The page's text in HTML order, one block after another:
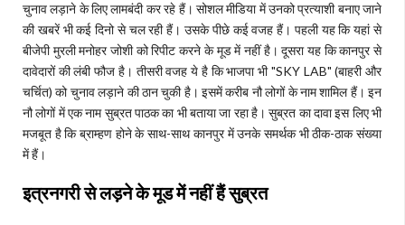
चुनाव लड़ाने के लिए लामबंदी कर रहे हैं। सोशल मीडिया में उनको प्रत्याशी बनाए जाने
की खबरें भी कई दिनो से चल रही हैं। उसके पीछे कई वजह हैं। पहली यह कि यहां से
बीजेपी मुरली मनोहर जोशी को रिपीट करने के मूड में नहीं है। दूसरा यह कि कानपुर से
दावेदारों की लंबी फौज है। तीसरी वजह ये है कि भाजपा भी "SKY LAB" (बाहरी और
चर्चित) को चुनाव लड़ाने की ठान चुकी है। इसमें करीब नौ लोगों के नाम शामिल हैं। इन
नौ लोगों में एक नाम सुब्रत पाठक का भी बताया जा रहा है। सुब्रत का दावा इस लिए भी
मजबूत है कि ब्राम्हण होने के साथ-साथ कानपुर में उनके समर्थक भी ठीक-ठाक संख्या
में हैं।
इत्रनगरी से लड़ने के मूड में नहीं हैं सुब्रत